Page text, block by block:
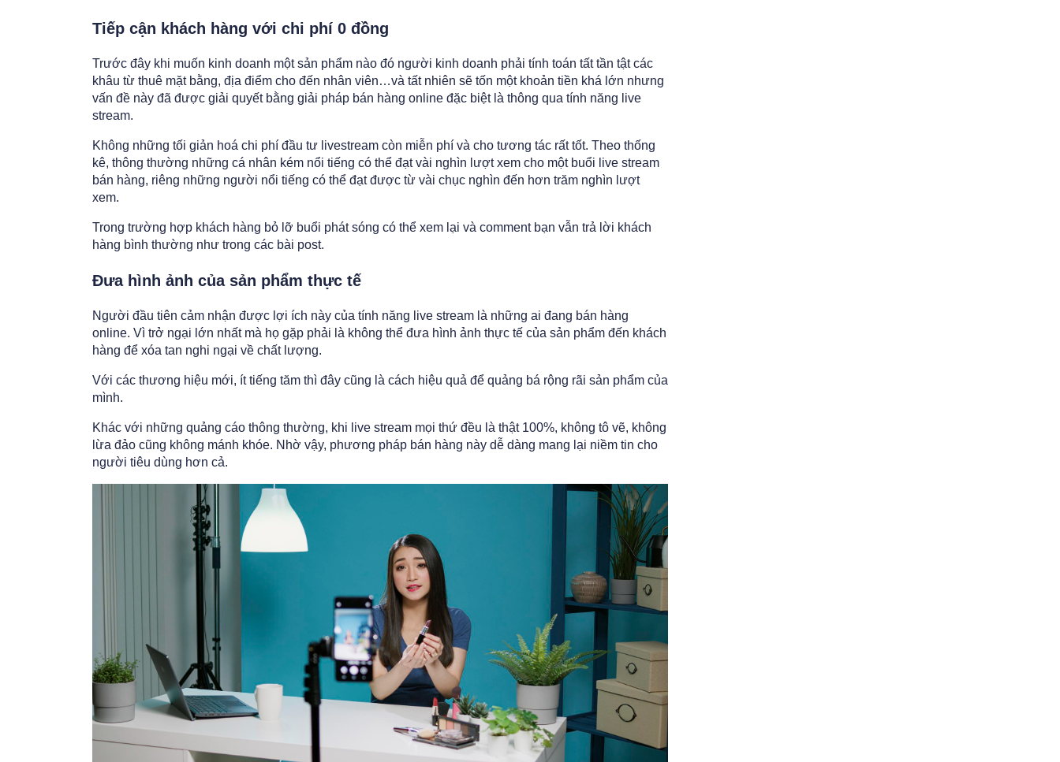
Tiếp cận khách hàng với chi phí 0 đồng
Trước đây khi muốn kinh doanh một sản phẩm nào đó người kinh doanh phải tính toán tất tần tật các
khâu từ thuê mặt bằng, địa điểm cho đến nhân viên…và tất nhiên sẽ tốn một khoản tiền khá lớn nhưng
vấn đề này đã được giải quyết bằng giải pháp bán hàng online đặc biệt là thông qua tính năng live
stream.
Không những tối giản hoá chi phí đầu tư livestream còn miễn phí và cho tương tác rất tốt. Theo thống
kê, thông thường những cá nhân kém nổi tiếng có thể đạt vài nghìn lượt xem cho một buổi live stream
bán hàng, riêng những người nổi tiếng có thể đạt được từ vài chục nghìn đến hơn trăm nghìn lượt
xem.
Trong trường hợp khách hàng bỏ lỡ buổi phát sóng có thể xem lại và comment bạn vẫn trả lời khách
hàng bình thường như trong các bài post.
Đưa hình ảnh của sản phẩm thực tế
Người đầu tiên cảm nhận được lợi ích này của tính năng live stream là những ai đang bán hàng
online. Vì trở ngại lớn nhất mà họ gặp phải là không thể đưa hình ảnh thực tế của sản phẩm đến khách
hàng để xóa tan nghi ngại về chất lượng.
Với các thương hiệu mới, ít tiếng tăm thì đây cũng là cách hiệu quả để quảng bá rộng rãi sản phẩm của
mình.
Khác với những quảng cáo thông thường, khi live stream mọi thứ đều là thật 100%, không tô vẽ, không
lừa đảo cũng không mánh khóe. Nhờ vậy, phương pháp bán hàng này dễ dàng mang lại niềm tin cho
người tiêu dùng hơn cả.